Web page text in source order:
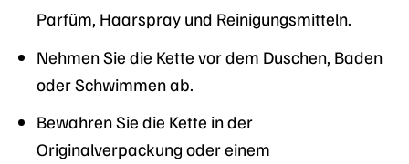
Parfüm, Haarspray und Reinigungsmitteln.
Nehmen Sie die Kette vor dem Duschen, Baden
oder Schwimmen ab.
Bewahren Sie die Kette in der
Originalverpackung oder einem